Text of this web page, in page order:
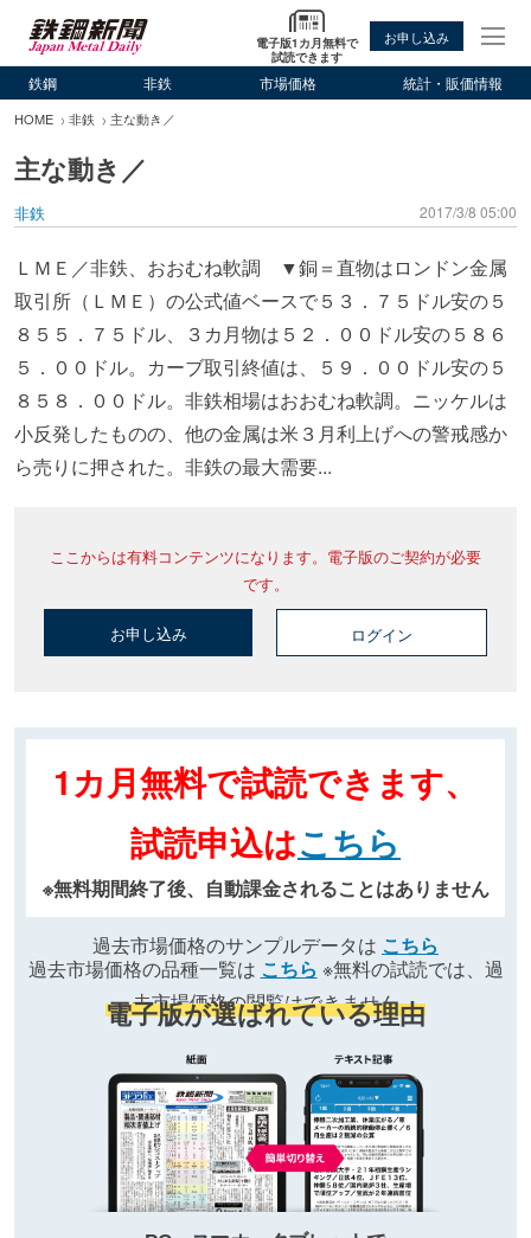
電子版1カ月無料で
試読できます
お申し込み
鉄鋼 非鉄 市場価格 統計・販価情報
HOME 非鉄 主な動き／
主な動き／
非鉄 2017/3/8 05:00
ＬＭＥ／非鉄、おおむね軟調 ▼銅＝直物はロンドン金属
取引所（ＬＭＥ）の公式値ベースで５３．７５ドル安の５
８５５．７５ドル、３カ月物は５２．００ドル安の５８６
５．００ドル。カーブ取引終値は、５９．００ドル安の５
８５８．００ドル。非鉄相場はおおむね軟調。ニッケルは
小反発したものの、他の金属は米３月利上げへの警戒感か
ら売りに押された。非鉄の最大需要...
ここからは有料コンテンツになります。電子版のご契約が必要
です。
お申し込み ログイン
1カ月無料で試読できます、
試読申込はこちら
※無料期間終了後、自動課金されることはありません
過去市場価格のサンプルデータは こちら
過去市場価格の品種一覧は こちら ※無料の試読では、過
去市場価格の閲覧はできません
電子版が選ばれている理由